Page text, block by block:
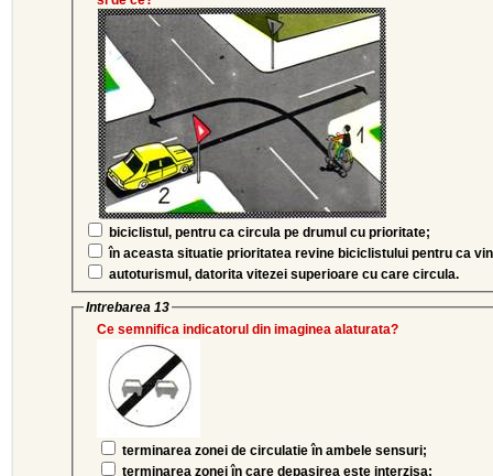
biciclistul, pentru ca circula pe drumul cu prioritate;
în aceasta situatie prioritatea revine biciclistului pentru ca
autoturismul, datorita vitezei superioare cu care circula.
Intrebarea 13
Ce semnifica indicatorul din imaginea alaturata?
terminarea zonei de circulatie în ambele sensuri;
terminarea zonei în care depasirea este interzisa;